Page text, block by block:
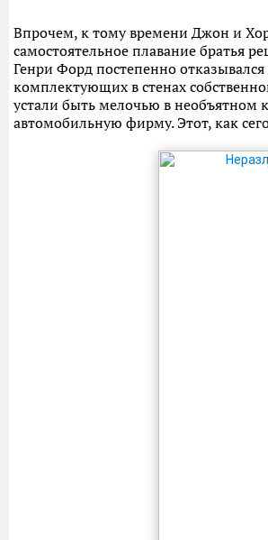
Впрочем, к тому времени Джон и
самостоятельное плавание братья
Генри Форд постепенно
комплектующих в стенах
устали быть мелочью в необъятном
автомобильную фирму. Этот, как